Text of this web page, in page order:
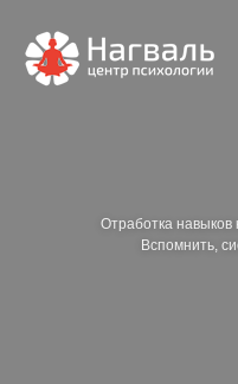
Отработка навыков
Вспомнить,